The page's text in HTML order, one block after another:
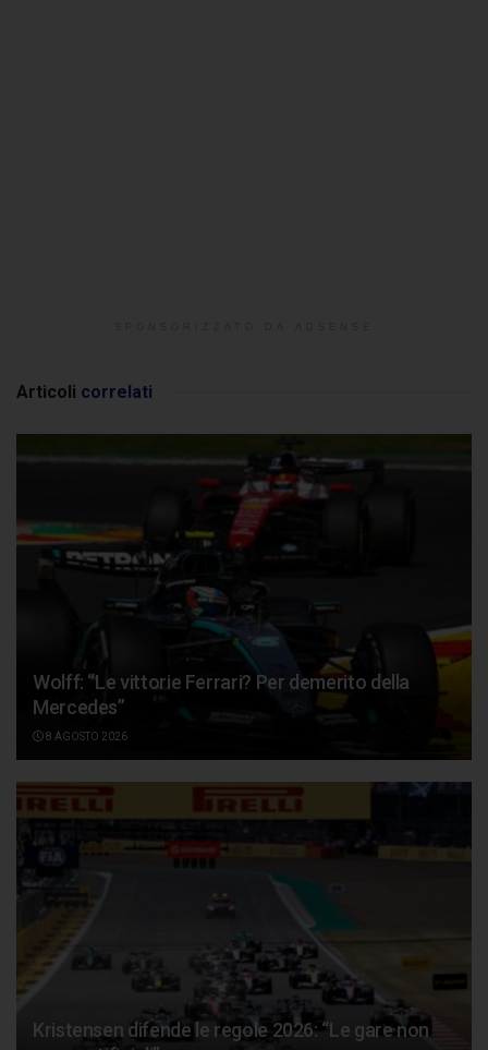
Articoli correlati
Wolff: “Le vittorie Ferrari? Per demerito della
Mercedes”
8 AGOSTO 2026
Kristensen difende le regole 2026: “Le gare non